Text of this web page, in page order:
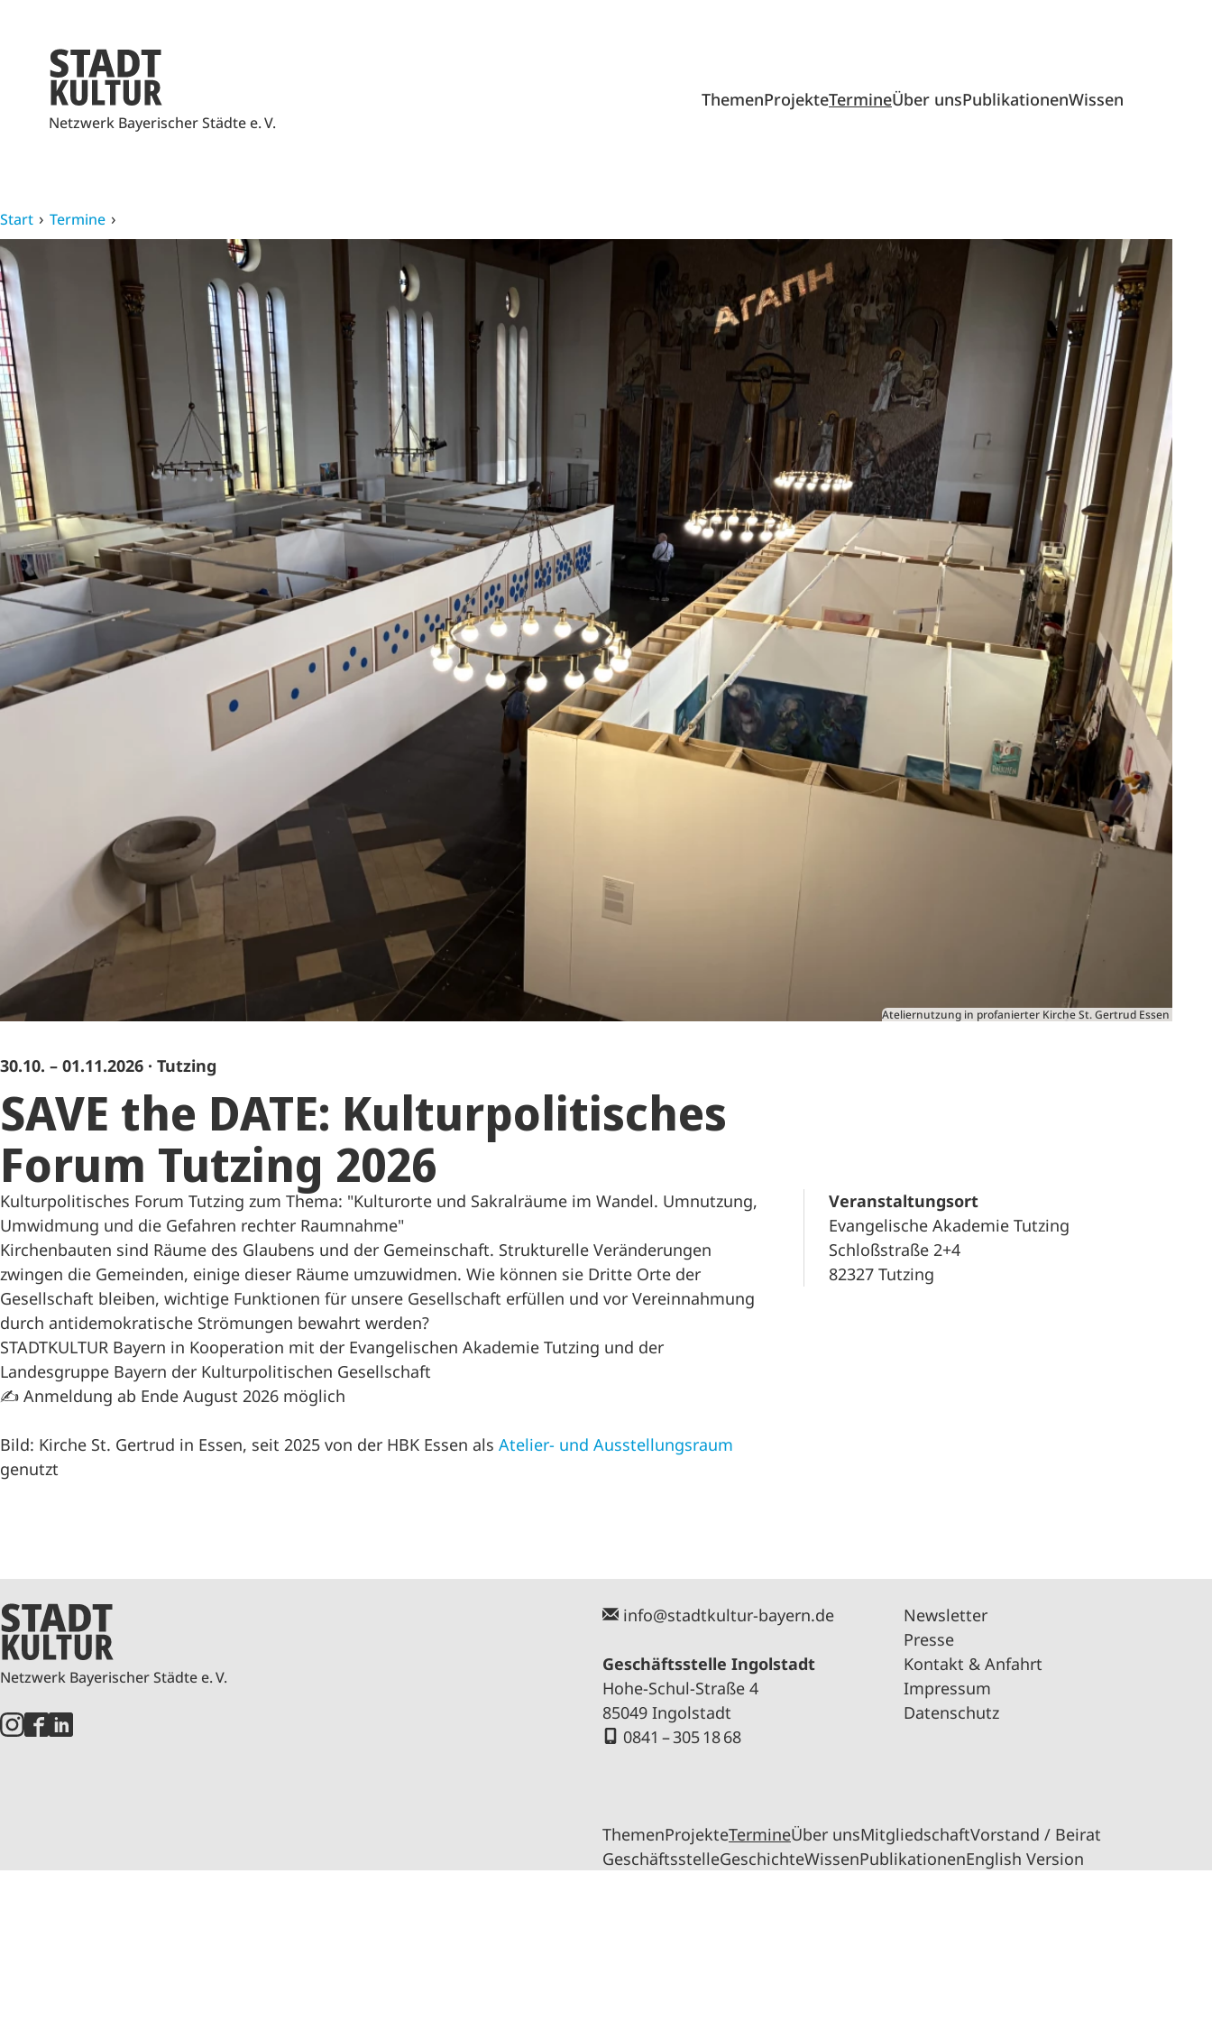
Netzwerk Bayerischer Städte e. V.
ThemenProjekteTermineÜber unsPublikationenWissen
Start Termine
Ateliernutzung in profanierter Kirche St. Gertrud Essen
30.10. – 01.11.2026 · Tutzing
SAVE the DATE: Kulturpolitisches
Forum Tutzing 2026
Kulturpolitisches Forum Tutzing zum Thema: "Kulturorte und Sakralräume im Wandel. Umnutzung,
Umwidmung und die Gefahren rechter Raumnahme"
Kirchenbauten sind Räume des Glaubens und der Gemeinschaft. Strukturelle Veränderungen
zwingen die Gemeinden, einige dieser Räume umzuwidmen. Wie können sie Dritte Orte der
Gesellschaft bleiben, wichtige Funktionen für unsere Gesellschaft erfüllen und vor Vereinnahmung
durch antidemokratische Strömungen bewahrt werden?
STADTKULTUR Bayern in Kooperation mit der Evangelischen Akademie Tutzing und der
Landesgruppe Bayern der Kulturpolitischen Gesellschaft
✍️ Anmeldung ab Ende August 2026 möglich
Bild: Kirche St. Gertrud in Essen, seit 2025 von der HBK Essen als Atelier- und Ausstellungsraum
genutzt
Veranstaltungsort
Evangelische Akademie Tutzing
Schloßstraße 2+4
82327 Tutzing
Netzwerk Bayerischer Städte e. V.
info@stadtkultur-bayern.de
Geschäftsstelle Ingolstadt
Hohe-Schul-Straße 4
85049 Ingolstadt
0841 – 305 18 68
Newsletter
Presse
Kontakt & Anfahrt
Impressum
Datenschutz
ThemenProjekteTermineÜber unsMitgliedschaftVorstand / Beirat
GeschäftsstelleGeschichteWissenPublikationenEnglish Version